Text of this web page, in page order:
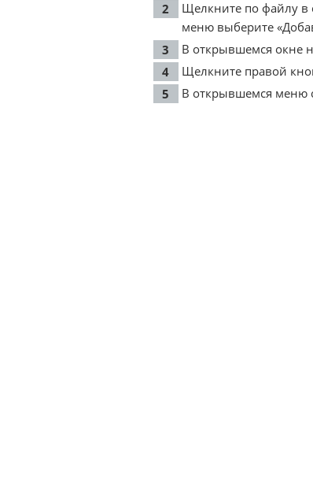
Щелкните по файлу
меню выберите
В открывшемся окне
Щелкните правой
В открывшемся меню